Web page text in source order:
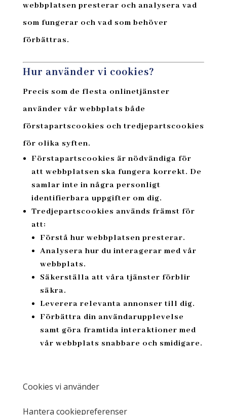
webbplatsen presterar och analysera vad
som fungerar och vad som behöver
förbättras.
Hur använder vi cookies?
Precis som de flesta onlinetjänster
använder vår webbplats både
förstapartscookies och tredjepartscookies
för olika syften.
Förstapartscookies är nödvändiga för
att webbplatsen ska fungera korrekt. De
samlar inte in några personligt
identifierbara uppgifter om dig.
Tredjepartscookies används främst för
att:
Förstå hur webbplatsen presterar.
Analysera hur du interagerar med vår
webbplats.
Säkerställa att våra tjänster förblir
säkra.
Leverera relevanta annonser till dig.
Förbättra din användarupplevelse
samt göra framtida interaktioner med
vår webbplats snabbare och smidigare.
Cookies vi använder
Hantera cookiepreferenser